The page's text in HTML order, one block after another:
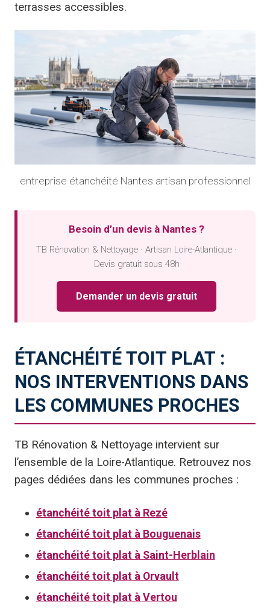
terrasses accessibles.
entreprise étanchéité Nantes artisan professionnel
Besoin d’un devis à Nantes ?
TB Rénovation & Nettoyage · Artisan Loire-Atlantique ·
Devis gratuit sous 48h
Demander un devis gratuit
ÉTANCHÉITÉ TOIT PLAT :
NOS INTERVENTIONS DANS
LES COMMUNES PROCHES
TB Rénovation & Nettoyage intervient sur
l’ensemble de la Loire-Atlantique. Retrouvez nos
pages dédiées dans les communes proches :
étanchéité toit plat à Rezé
étanchéité toit plat à Bouguenais
étanchéité toit plat à Saint-Herblain
étanchéité toit plat à Orvault
étanchéité toit plat à Vertou